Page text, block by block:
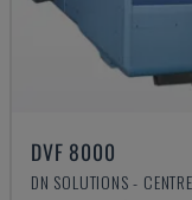
DVF 8000
DN SOLUTIONS -